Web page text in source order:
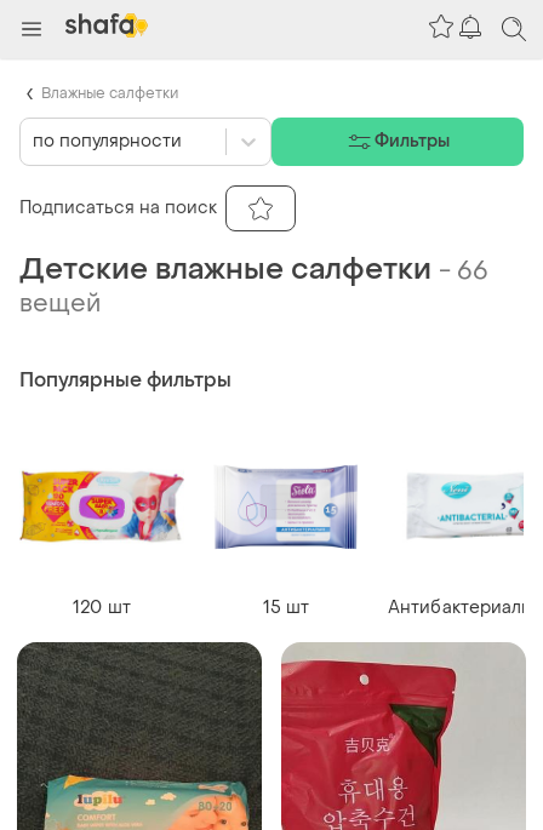
Детские влажные салфетки - 66
вещей
Популярные фильтры
120 шт 15 шт
по популярности Фильтры
Подписаться на поиск
Влажные салфетки